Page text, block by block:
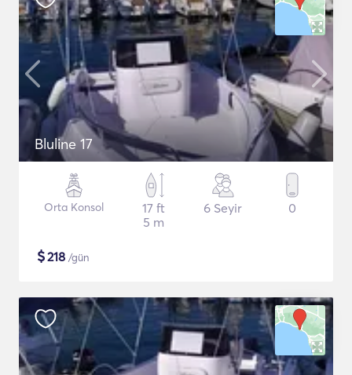
Bluline 17
Orta Konsol
17 ft
5 m
6 Seyir 0
$218 /gün